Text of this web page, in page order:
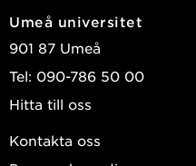
Umeå universitet
901 87 Umeå
Tel: 090-786 50 00
Hitta till oss
Kontakta oss